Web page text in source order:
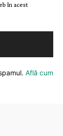
în acest
Află cum